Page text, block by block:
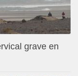
grave en